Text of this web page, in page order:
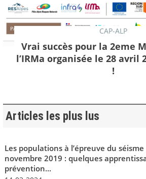
CAP-ALP
Vrai succès pour la 2eme
l’IRMa organisée le 28 avril
!
Articles les plus lus
Les populations à l’épreuve du
novembre 2019 : quelques
prévention...